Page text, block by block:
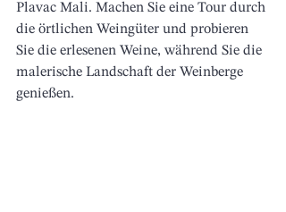
Plavac Mali. Machen Sie eine Tour durch
die örtlichen Weingüter und probieren
Sie die erlesenen Weine, während Sie die
malerische Landschaft der Weinberge
genießen.